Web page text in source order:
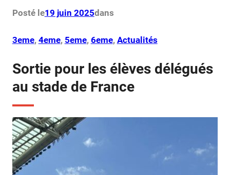
Posté le19 juin 2025dans
3eme, 4eme, 5eme, 6eme, Actualités
Sortie pour les élèves délégués
au stade de France